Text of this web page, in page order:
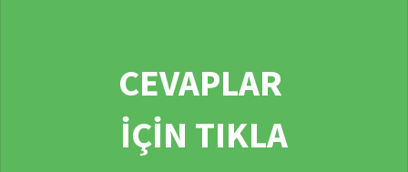
CEVAPLAR
İÇİN TIKLA